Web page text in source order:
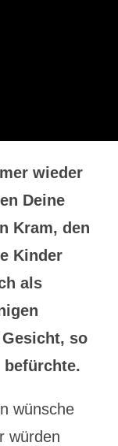
wieder
Deine
Kram, den
Kinder
als
so
befürchte.
wünsche
würden